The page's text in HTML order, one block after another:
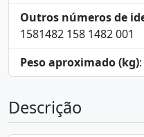
Outros números de
1581482 158 1482 001
Peso aproximado (kg)
Descrição